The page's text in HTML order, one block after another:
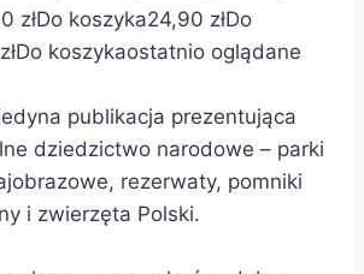
złDo koszyka24,90 złDo
Do koszykaostatnio oglądane
publikacja prezentująca
dziedzictwo narodowe – parki
rezerwaty, pomniki
i zwierzęta Polski.